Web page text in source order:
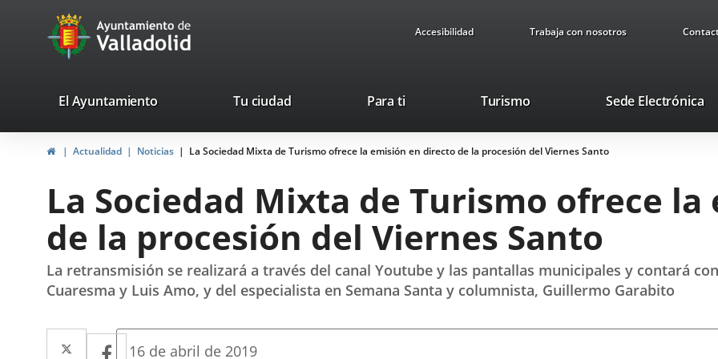
Portal
Web
Ayuntamiento
de
Accesibilidad Trabaja con nosotros
valladolid.es
El Ayuntamiento Tu ciudad Para ti TurismoEste
se
abrirá
ventana
Sede Electrónica
InicioActualidad Noticias La Sociedad Mixta de Turismo ofrece la emisión en directo de la procesión del Viernes Santo
La Sociedad Mixta de Turismo ofrece
de la procesión del Viernes Santo
La retransmisión se realizará a través del canal Youtube y las pantallas municipales y contará
Cuaresma y Luis Amo, y del especialista en Semana Santa y columnista, Guillermo Garabito
Twitter
EnlaceFacebook
Enlace
Fecha
16 de abril de 2019